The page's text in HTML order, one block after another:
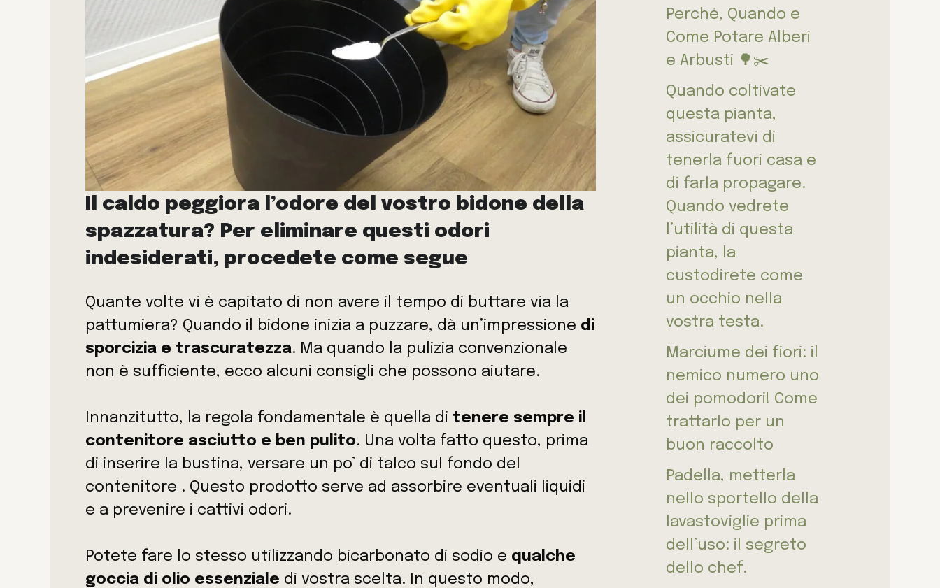
Il caldo peggiora l’odore del vostro bidone della
spazzatura? Per eliminare questi odori
indesiderati, procedete come segue
Quante volte vi è capitato di non avere il tempo di buttare via la
pattumiera? Quando il bidone inizia a puzzare, dà un’impressione di
sporcizia e trascuratezza. Ma quando la pulizia convenzionale
non è sufficiente, ecco alcuni consigli che possono aiutare.
Innanzitutto, la regola fondamentale è quella di tenere sempre il
contenitore asciutto e ben pulito. Una volta fatto questo, prima
di inserire la bustina, versare un po’ di talco sul fondo del
contenitore . Questo prodotto serve ad assorbire eventuali liquidi
e a prevenire i cattivi odori.
Potete fare lo stesso utilizzando bicarbonato di sodio e qualche
goccia di olio essenziale di vostra scelta. In questo modo,
Perché, Quando e
Come Potare Alberi
e Arbusti 🌳✂️
Quando coltivate
questa pianta,
assicuratevi di
tenerla fuori casa e
di farla propagare.
Quando vedrete
l’utilità di questa
pianta, la
custodirete come
un occhio nella
vostra testa.
Marciume dei fiori: il
nemico numero uno
dei pomodori! Come
trattarlo per un
buon raccolto
Padella, metterla
nello sportello della
lavastoviglie prima
dell’uso: il segreto
dello chef.